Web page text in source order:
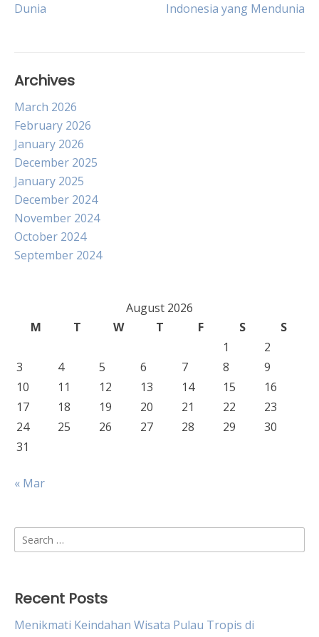
navigation
Dunia
Indonesia yang Mendunia
Archives
March 2026
February 2026
January 2026
December 2025
January 2025
December 2024
November 2024
October 2024
September 2024
August 2026
M
T W T F S
S
1
2
3
4 5 6 7 8
9
10
11 12 13 14 15
16
17
18 19 20 21 22
23
24
25 26 27 28 29
30
31
« Mar
Search
for:
Recent Posts
Menikmati Keindahan Wisata Pulau Tropis di